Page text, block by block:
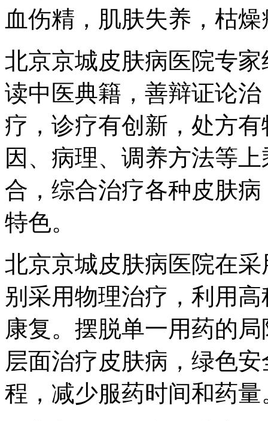
血伤精，肌肤失养，枯
北京京城皮肤病医院专
读中医典籍，善辩证论
疗，诊疗有创新，处方
因、病理、调养方法等
合，综合治疗各种皮肤
特色。
北京京城皮肤病医院在
别采用物理治疗，利用
康复。摆脱单一用药的
层面治疗皮肤病，绿色
程，减少服药时间和药量